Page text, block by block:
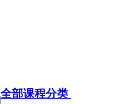
全部课程分类